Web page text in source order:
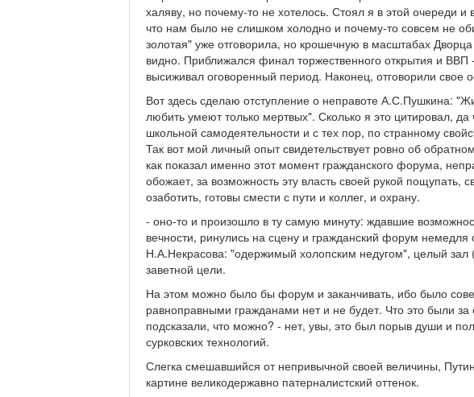
халяву, но почему-то не хотелось. Стоял я в этой очереди
что нам было не слишком холодно и почему-то совсем не
золотая" уже отговорила, но крошечную в масштабах
видно. Приближался финал торжественного открытия и ВВП
высиживал оговоренный период. Наконец, отговорили свое
Вот здесь сделаю отступление о неправоте А.С.Пушкина:
любить умеют только мертвых". Сколько я это цитировал,
школьной самодеятельности и с тех пор, по странному
Так вот мой личный опыт свидетельствует ровно об
как показал именно этот момент гражданского форума,
обожает, за возможность эту власть своей рукой пощупать,
озаботить, готовы смести с пути и коллег, и охрану.
- оно-то и произошло в ту самую минуту: ждавшие
вечности, ринулись на сцену и гражданский форум
Н.А.Некрасова: "одержимый холопским недугом", целый зал
заветной цели.
На этом можно было бы форум и заканчивать, ибо было
равноправными гражданами нет и не будет. Что это были
подсказали, что можно? - нет, увы, это был порыв души и
сурковских технологий.
Слегка смешавшийся от непривычной своей величины,
картине великодержавно патерналистский оттенок.